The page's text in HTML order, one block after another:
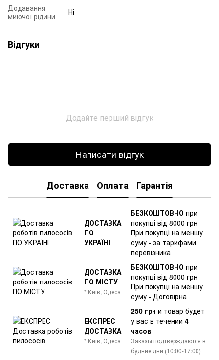
Додавання
миючої рідини
Ні
Відгуки
Додайте перший відгук
Написати відгук
Доставка Оплата Гарантія
ДОСТАВКА
ПО
УКРАЇНІ
БЕЗКОШТОВНО при
покупці від 8000 грн
При покупці на меншу
суму - за тарифами
перевізника
ДОСТАВКА
ПО МІСТУ
* Київ, Одеса
БЕЗКОШТОВНО при
покупці від 8000 грн
При покупці на меншу
суму - Договірна
ЕКСПРЕС
ДОСТАВКА
* Київ, Одеса
250 грн и товар будет
у вас в течении 4
часов
Заказы подтверждаются в
будние дни (10:00-17:00)